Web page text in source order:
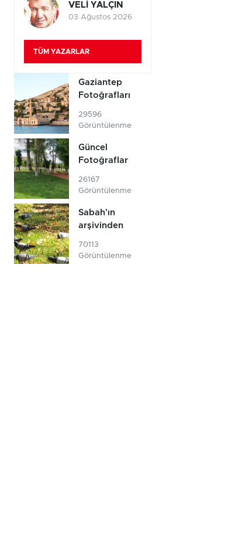
VELİ YALÇIN
03 Ağustos 2026
TÜM YAZARLAR
Gaziantep
Fotoğrafları
29596
Görüntülenme
Güncel
Fotoğraflar
26167
Görüntülenme
Sabah'ın
arşivinden
70113
Görüntülenme